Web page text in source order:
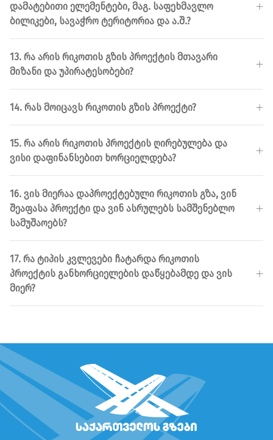
ᲓᲐᲛᲐᲢᲔᲑᲘᲗᲘ ᲔᲚᲔᲛᲔᲜᲢᲔᲑᲘ, ᲛᲐᲒ. ᲡᲐᲤᲔᲮᲛᲐᲕᲚᲝ
ᲑᲘᲚᲘᲙᲔᲑᲘ, ᲡᲐᲕᲐᲭᲠᲝ ᲢᲔᲠᲘᲢᲝᲠᲘᲐ ᲓᲐ Ა.Შ.?
13. ᲠᲐ ᲐᲠᲘᲡ ᲠᲘᲙᲝᲗᲘᲡ ᲒᲖᲘᲡ ᲞᲠᲝᲔᲥᲢᲘᲡ ᲛᲗᲐᲕᲐᲠᲘ
ᲛᲘᲖᲐᲜᲘ ᲓᲐ ᲣᲞᲘᲠᲐᲢᲔᲡᲝᲑᲔᲑᲘ?
14. ᲠᲐᲡ ᲛᲝᲘᲪᲐᲕᲡ ᲠᲘᲙᲝᲗᲘᲡ ᲒᲖᲘᲡ ᲞᲠᲝᲔᲥᲢᲘ?
15. ᲠᲐ ᲐᲠᲘᲡ ᲠᲘᲙᲝᲗᲘᲡ ᲞᲠᲝᲔᲥᲢᲘᲡ ᲦᲘᲠᲔᲑᲣᲚᲔᲑᲐ ᲓᲐ
ᲕᲘᲡᲘ ᲓᲐᲤᲘᲜᲐᲜᲡᲔᲑᲘᲗ ᲮᲝᲠᲪᲘᲔᲚᲓᲔᲑᲐ?
16. ᲕᲘᲡ ᲛᲘᲔᲠᲐᲐ ᲓᲐᲞᲠᲝᲔᲥᲢᲔᲑᲣᲚᲘ ᲠᲘᲙᲝᲗᲘᲡ ᲒᲖᲐ, ᲕᲘᲜ
ᲨᲔᲐᲤᲐᲡᲐ ᲞᲠᲝᲔᲥᲢᲘ ᲓᲐ ᲕᲘᲜ ᲐᲡᲠᲣᲚᲔᲑᲡ ᲡᲐᲛᲨᲔᲜᲔᲑᲚᲝ
ᲡᲐᲛᲣᲨᲐᲝᲔᲑᲡ?
17. ᲠᲐ ᲢᲘᲞᲘᲡ ᲙᲕᲚᲔᲕᲔᲑᲘ ᲩᲐᲢᲐᲠᲓᲐ ᲠᲘᲙᲝᲗᲘᲡ
ᲞᲠᲝᲔᲥᲢᲘᲡ ᲒᲐᲜᲮᲝᲠᲪᲘᲔᲚᲔᲑᲘᲡ ᲓᲐᲬᲧᲔᲑᲐᲛᲓᲔ ᲓᲐ ᲕᲘᲡ
ᲛᲘᲔᲠ?